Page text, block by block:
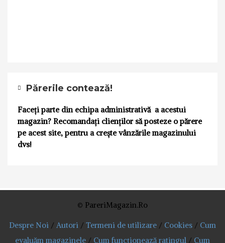
Părerile contează!
Faceți parte din echipa administrativă a acestui
magazin? Recomandați clienților să posteze o părere
pe acest site, pentru a crește vânzările magazinului
dvs!
© PareriMagazin.Ro
Despre Noi / Autori / Termeni de utilizare / Cookies / Cum
evaluăm magazinele / Cum funcționează ratingul / Cum